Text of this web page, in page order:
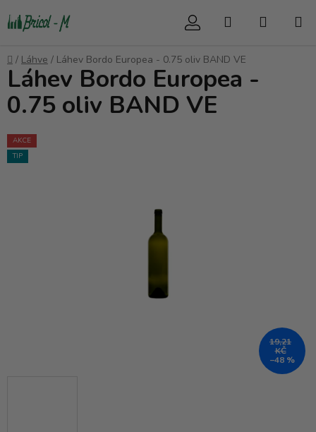
na
Hledat
Domů
/ Láhve / Láhev Bordo Europea - 0.75 oliv BAND VE
Láhev Bordo Europea -
0.75 oliv BAND VE
AKCE
TIP
19,21
KČ
–48 %